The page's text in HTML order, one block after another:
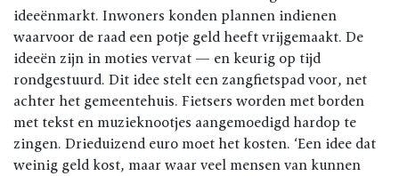
ideeënmarkt. Inwoners konden plannen indienen
waarvoor de raad een potje geld heeft vrijgemaakt. De
ideeën zijn in moties vervat — en keurig op tijd
rondgestuurd. Dit idee stelt een zangfietspad voor, net
achter het gemeentehuis. Fietsers worden met borden
met tekst en muzieknootjes aangemoedigd hardop te
zingen. Drieduizend euro moet het kosten. ‘Een idee dat
weinig geld kost, maar waar veel mensen van kunnen